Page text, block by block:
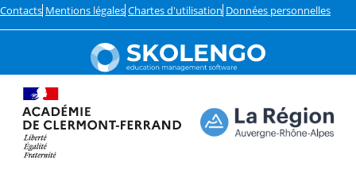
Contacts Mentions légales Chartes d'utilisation Données personnelles